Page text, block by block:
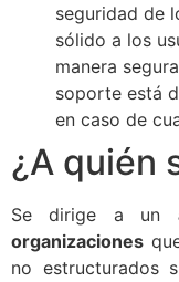
seguridad de
sólido a los
manera
soporte está
en caso de
¿A quién
Se dirige a un
organizaciones
no estructurados